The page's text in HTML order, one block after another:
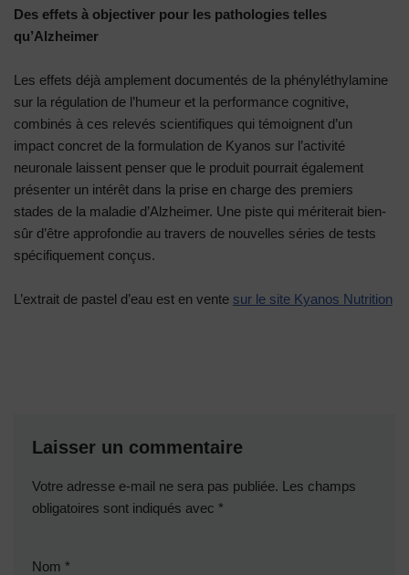
Des effets à objectiver pour les pathologies telles
qu’Alzheimer
Les effets déjà amplement documentés de la phényléthylamine
sur la régulation de l’humeur et la performance cognitive,
combinés à ces relevés scientifiques qui témoignent d’un
impact concret de la formulation de Kyanos sur l’activité
neuronale laissent penser que le produit pourrait également
présenter un intérêt dans la prise en charge des premiers
stades de la maladie d’Alzheimer. Une piste qui mériterait bien-
sûr d’être approfondie au travers de nouvelles séries de tests
spécifiquement conçus.
L’extrait de pastel d’eau est en vente sur le site Kyanos Nutrition
Laisser un commentaire
Votre adresse e-mail ne sera pas publiée. Les champs
obligatoires sont indiqués avec *
Nom *